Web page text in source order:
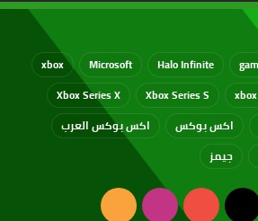
Halo Infinite
Microsoft
xbox
Xbox Series S
Xbox Series X
اكس بوكس
اكس بوكس العرب
جيمز
‫X
‫YouTubeانستقرامملخص